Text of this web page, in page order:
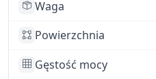
Waga
Powierzchnia
Gęstość mocy